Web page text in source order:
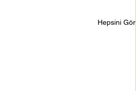
Hepsini Gör